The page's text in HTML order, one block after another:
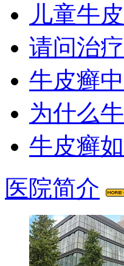
儿童牛
请问治
牛皮癣
为什么
牛皮癣
医院简介